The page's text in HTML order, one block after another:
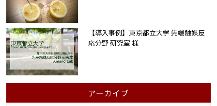
【導入事例】東京都立大学 先端触媒反
応分野 研究室 様
アーカイブ